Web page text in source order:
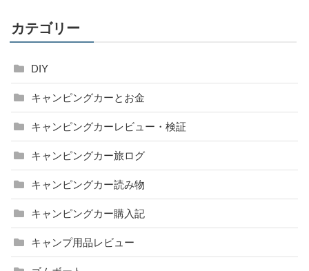
カテゴリー
DIY
キャンピングカーとお金
キャンピングカーレビュー・検証
キャンピングカー旅ログ
キャンピングカー読み物
キャンピングカー購入記
キャンプ用品レビュー